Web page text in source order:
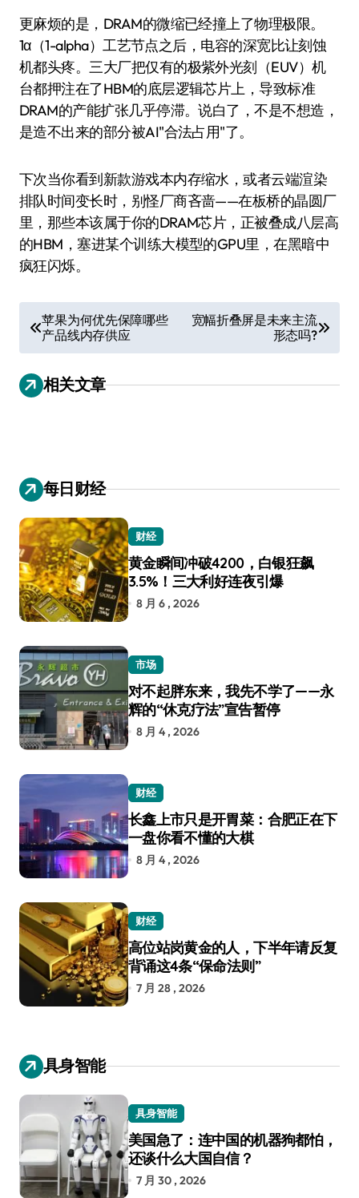
更麻烦的是，DRAM的微缩已经撞上了物理极限。
1α（1-alpha）工艺节点之后，电容的深宽比让刻蚀
机都头疼。三大厂把仅有的极紫外光刻（EUV）机
台都押注在了HBM的底层逻辑芯片上，导致标准
DRAM的产能扩张几乎停滞。说白了，不是不想造，
是造不出来的部分被AI"合法占用"了。
下次当你看到新款游戏本内存缩水，或者云端渲染
排队时间变长时，别怪厂商吝啬——在板桥的晶圆厂
里，那些本该属于你的DRAM芯片，正被叠成八层高
的HBM，塞进某个训练大模型的GPU里，在黑暗中
疯狂闪烁。
章
导
航
苹果为何优先保障哪些
产品线内存供应
宽幅折叠屏是未来主流
形态吗?
相关文章
每日财经
财经
黄金瞬间冲破4200，白银狂飙
3.5%！三大利好连夜引爆
8 月 6 , 2026
市场
对不起胖东来，我先不学了——永
辉的“休克疗法”宣告暂停
8 月 4 , 2026
财经
长鑫上市只是开胃菜：合肥正在下
一盘你看不懂的大棋
8 月 4 , 2026
财经
高位站岗黄金的人，下半年请反复
背诵这4条“保命法则”
7 月 28 , 2026
具身智能
具身智能
美国急了：连中国的机器狗都怕，
还谈什么大国自信？
7 月 30 , 2026